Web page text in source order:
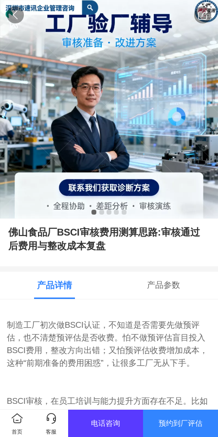
佛山食品厂BSCI审核费用测算思路:审核通过
后费用与整改成本复盘
产品详情 产品参数
制造工厂初次做BSCI认证，不知道是否需要先做预评
估，也不清楚预评估是否收费。怕不做预评估盲目投入
BSCI费用，整改方向出错；又怕预评估收费增加成本，
这种“前期准备的费用困惑”，让很多工厂无从下手。
BSCI审核，在员工培训与能力提升方面存在不足。比如
新员工入职后未接受BSCI相关合规培训，不了解工厂的
社会责任政策；接触危险化学品、特种设备的员工未接
首页 客服
电话咨询 预约到厂评估